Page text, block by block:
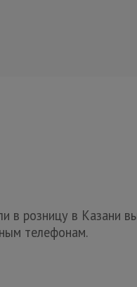
в розницу в Казани
телефонам.